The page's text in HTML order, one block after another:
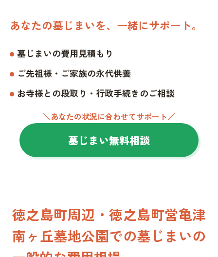
あなたの墓じまいを、一緒にサポート。
墓じまいの費用見積もり
ご先祖様・ご家族の永代供養
お寺様との段取り・行政手続きのご相談
＼あなたの状況に合わせてサポート／
墓じまい無料相談
徳之島町周辺・徳之島町営亀津
南ヶ丘墓地公園での墓じまいの